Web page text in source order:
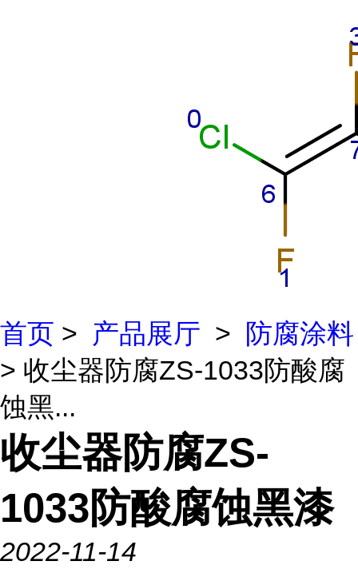
首页 > 产品展厅 >
防腐涂料
> 收尘器防腐ZS-1033防酸腐
蚀黑...
收尘器防腐ZS-
1033防酸腐蚀黑漆
2022-11-14